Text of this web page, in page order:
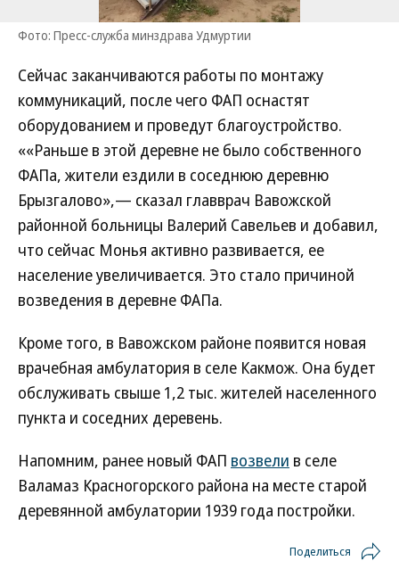
Фото: Пресс-служба минздрава Удмуртии
Сейчас заканчиваются работы по монтажу
коммуникаций, после чего ФАП оснастят
оборудованием и проведут благоустройство.
««Раньше в этой деревне не было собственного
ФАПа, жители ездили в соседнюю деревню
Брызгалово»,— сказал главврач Вавожской
районной больницы Валерий Савельев и добавил,
что сейчас Монья активно развивается, ее
население увеличивается. Это стало причиной
возведения в деревне ФАПа.
Кроме того, в Вавожском районе появится новая
врачебная амбулатория в селе Какмож. Она будет
обслуживать свыше 1,2 тыс. жителей населенного
пункта и соседних деревень.
Напомним, ранее новый ФАП возвели в селе
Валамаз Красногорского района на месте старой
деревянной амбулатории 1939 года постройки.
Поделиться